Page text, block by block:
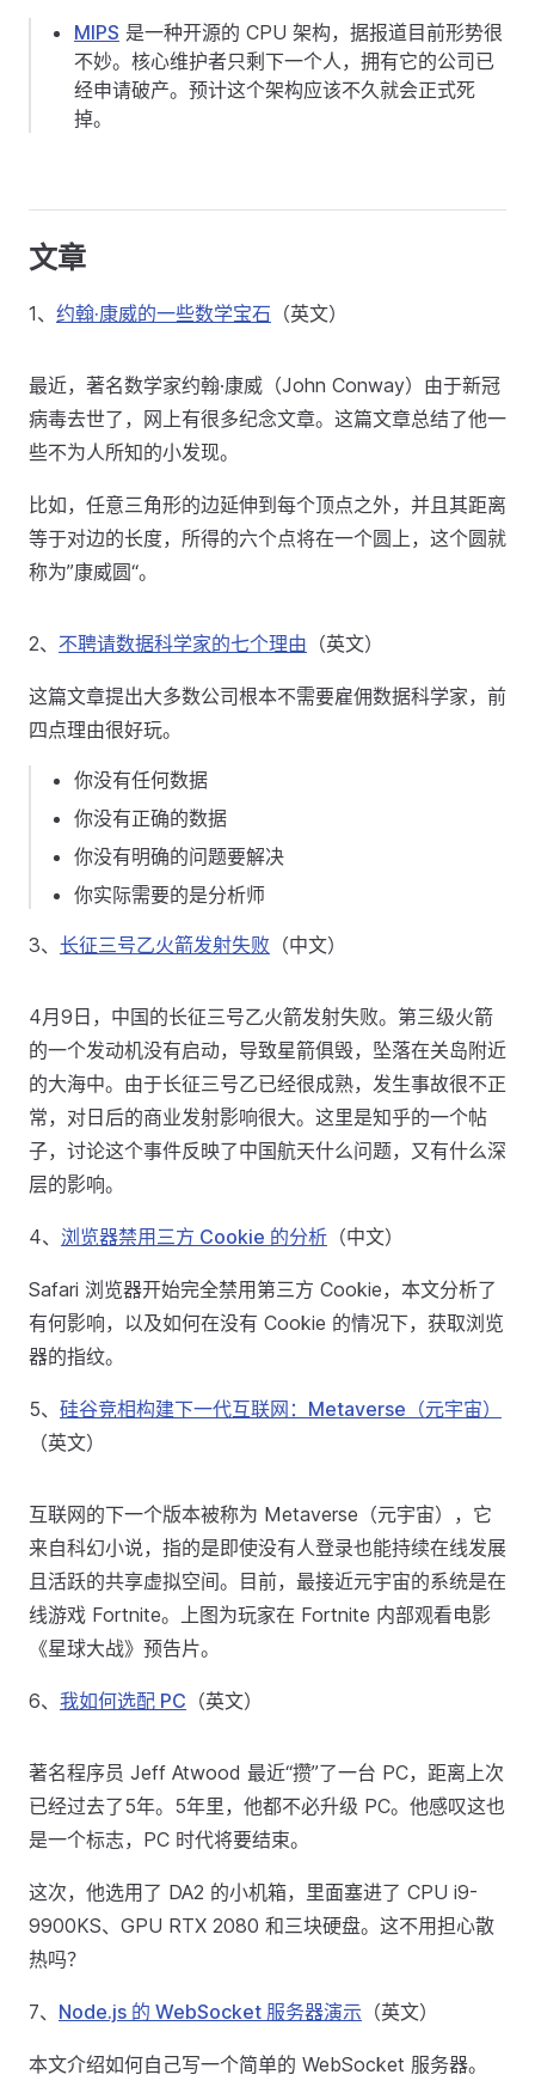
MIPS 是一种开源的 CPU 架构，据报道目前形势很
不妙。核心维护者只剩下一个人，拥有它的公司已
经申请破产。预计这个架构应该不久就会正式死
掉。
文章
1、 约翰·康威的一些数学宝石 （英文）
最近，著名数学家约翰·康威（John Conway）由于新冠
病毒去世了，网上有很多纪念文章。这篇文章总结了他一
些不为人所知的小发现。
比如，任意三角形的边延伸到每个顶点之外，并且其距离
等于对边的长度，所得的六个点将在一个圆上，这个圆就
称为”康威圆“。
2、 不聘请数据科学家的七个理由 （英文）
这篇文章提出大多数公司根本不需要雇佣数据科学家，前
四点理由很好玩。
你没有任何数据
你没有正确的数据
你没有明确的问题要解决
你实际需要的是分析师
3、 长征三号乙火箭发射失败 （中文）
4月9日，中国的长征三号乙火箭发射失败。第三级火箭
的一个发动机没有启动，导致星箭俱毁，坠落在关岛附近
的大海中。由于长征三号乙已经很成熟，发生事故很不正
常，对日后的商业发射影响很大。这里是知乎的一个帖
子，讨论这个事件反映了中国航天什么问题，又有什么深
层的影响。
4、 浏览器禁用三方 Cookie 的分析 （中文）
Safari 浏览器开始完全禁用第三方 Cookie，本文分析了
有何影响，以及如何在没有 Cookie 的情况下，获取浏览
器的指纹。
5、 硅谷竞相构建下一代互联网：Metaverse（元宇宙）
（英文）
互联网的下一个版本被称为 Metaverse（元宇宙），它
来自科幻小说，指的是即使没有人登录也能持续在线发展
且活跃的共享虚拟空间。目前，最接近元宇宙的系统是在
线游戏 Fortnite。上图为玩家在 Fortnite 内部观看电影
《星球大战》预告片。
6、 我如何选配 PC （英文）
著名程序员 Jeff Atwood 最近“攒”了一台 PC，距离上次
已经过去了5年。5年里，他都不必升级 PC。他感叹这也
是一个标志，PC 时代将要结束。
这次，他选用了 DA2 的小机箱，里面塞进了 CPU i9-
9900KS、GPU RTX 2080 和三块硬盘。这不用担心散
热吗？
7、 Node.js 的 WebSocket 服务器演示 （英文）
本文介绍如何自己写一个简单的 WebSocket 服务器。